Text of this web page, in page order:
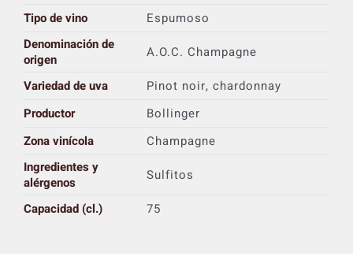
Tipo de vino
Espumoso
Denominación de
origen
A.O.C. Champagne
Variedad de uva
Pinot noir, chardonnay
Productor
Bollinger
Zona vinícola
Champagne
Ingredientes y
alérgenos
Sulfitos
Capacidad (cl.)
75